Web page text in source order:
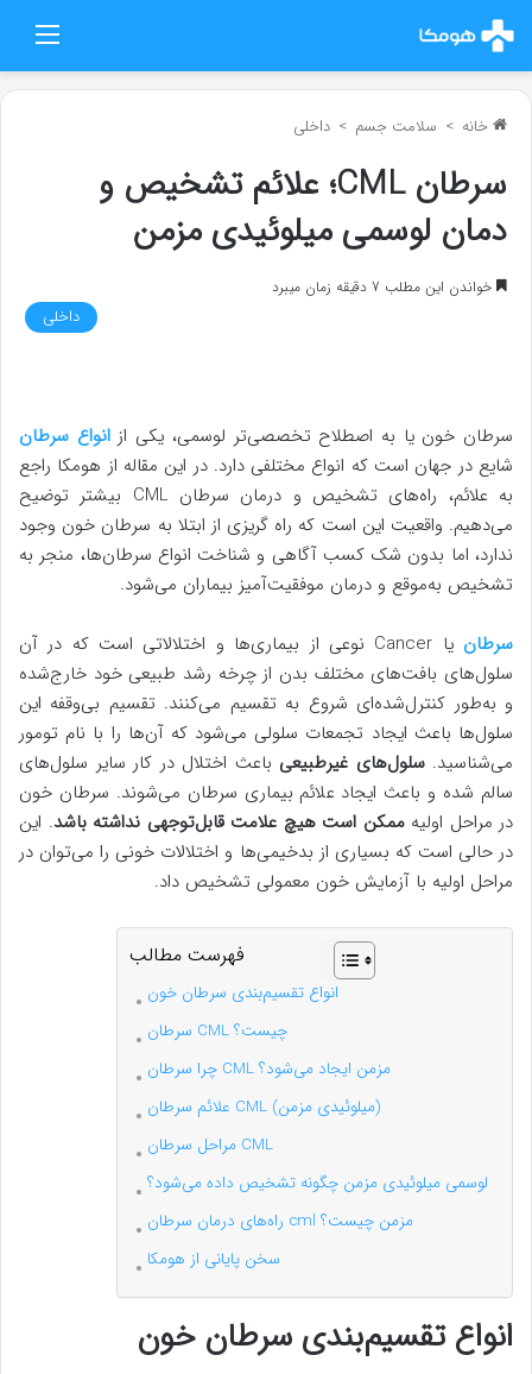
خانه > سلامت جسم > داخلی
سرطان CML؛ علائم تشخیص و
دمان لوسمی میلوئیدی مزمن
خواندن این مطلب 7 دقیقه زمان میبرد
داخلی
سرطان خون یا به اصطلاح تخصصی‌تر لوسمی، یکی ازانواع سرطان
شایع در جهان است که انواع مختلفی دارد. در این مقاله از هومکا راجع
به علائم، راه‌های تشخیص و درمان سرطان CML بیشتر توضیح
می‌دهیم. واقعیت این است که راه گریزی از ابتلا به سرطان خون وجود
ندارد، اما بدون شک کسب آگاهی و شناخت انواع سرطان‌ها، منجر به
تشخیص به‌موقع و درمان موفقیت‌آمیز بیماران می‌شود.
سرطان
یا Cancer نوعی از بیماری‌ها و اختلالاتی است که در آن
سلول‌های بافت‌های مختلف بدن از چرخه رشد طبیعی خود خارج‌شده
و به‌طور کنترل‌شده‌ای شروع به تقسیم می‌کنند. تقسیم بی‌وقفه این
سلول‌ها باعث ایجاد تجمعات سلولی می‌شود که آن‌ها را با نام تومور
می‌شناسید.سلول‌های غیرطبیعی باعث اختلال در کار سایر سلول‌های
سالم شده و باعث ایجاد علائم بیماری سرطان می‌شوند. سرطان خون
در مراحل اولیهممکن است هیچ علامت قابل‌توجهی نداشته باشد. این
در حالی است که بسیاری از بدخیمی‌ها و اختلالات خونی را می‌توان در
مراحل اولیه با آزمایش خون معمولی تشخیص داد.
فهرست مطالب
انواع تقسیم‌بندی سرطان خون
سرطان CML چیست؟
چرا سرطان CML مزمن ایجاد می‌شود؟
علائم سرطان CML (میلوئیدی مزمن)
مراحل سرطان CML
لوسمی میلوئیدی مزمن چگونه تشخیص داده می‌شود؟
راه‌های درمان سرطان cml مزمن چیست؟
سخن پایانی از هومکا
انواع تقسیم‌بندی سرطان خون